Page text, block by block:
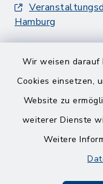
Wir weisen darauf
Cookies einsetzen,
Website zu
weiterer Dienste
Weitere
Hamburg